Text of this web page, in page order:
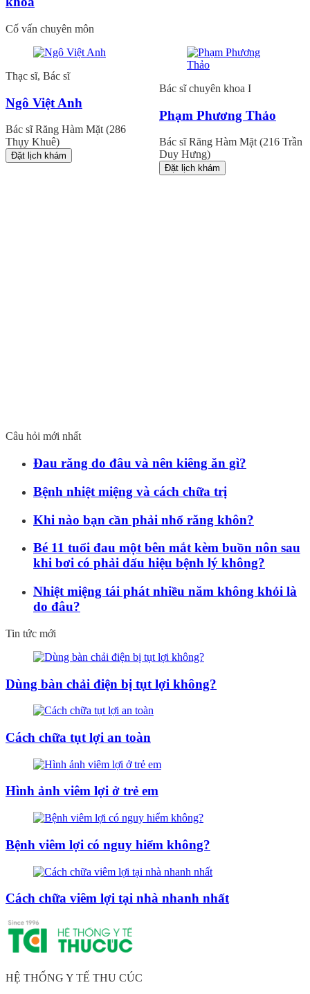
Cố vấn chuyên môn
Thạc sĩ, Bác sĩ
Ngô Việt Anh
Bác sĩ Răng Hàm Mặt (286
Thụy Khuê)
Đặt lịch khám
Bác sĩ chuyên khoa I
Phạm Phương Thảo
Bác sĩ Răng Hàm Mặt (216 Trần
Duy Hưng)
Đặt lịch khám
Câu hỏi mới nhất
Đau răng do đâu và nên kiêng ăn gì?
Bệnh nhiệt miệng và cách chữa trị
Khi nào bạn cần phải nhổ răng khôn?
Bé 11 tuổi đau một bên mắt kèm buồn nôn sau
khi bơi có phải dấu hiệu bệnh lý không?
Nhiệt miệng tái phát nhiều năm không khỏi là
do đâu?
Tin tức mới
Dùng bàn chải điện bị tụt lợi không?
Cách chữa tụt lợi an toàn
Hình ảnh viêm lợi ở trẻ em
Bệnh viêm lợi có nguy hiểm không?
Cách chữa viêm lợi tại nhà nhanh nhất
HỆ THỐNG Y TẾ THU CÚC